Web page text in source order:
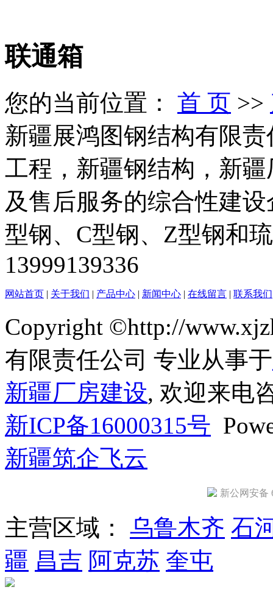
联通箱
您的当前位置： 首 页 >>
新疆展鸿图钢结构有限
工程，新疆钢结构，新
及售后服务的综合性建
型钢、C型钢、Z型钢和
13999139336
网站首页 | 关于我们 | 产品中心 | 新闻中心 | 在线留言 | 联系我们
Copyright ©http://
有限责任公司 专业从事于
新疆厂房建设, 欢迎来电
新ICP备16000315号
新疆筑企飞云
新公网安备
主营区域： 乌鲁木齐 石
疆 昌吉 阿克苏 奎屯